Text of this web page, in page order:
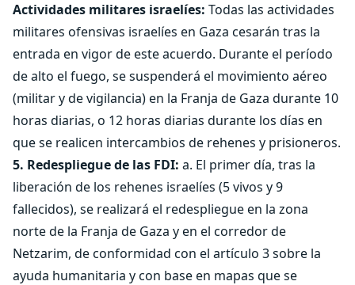
Actividades militares israelíes: Todas las actividades
militares ofensivas israelíes en Gaza cesarán tras la
entrada en vigor de este acuerdo. Durante el período
de alto el fuego, se suspenderá el movimiento aéreo
(militar y de vigilancia) en la Franja de Gaza durante 10
horas diarias, o 12 horas diarias durante los días en
que se realicen intercambios de rehenes y prisioneros.
5. Redespliegue de las FDI: a. El primer día, tras la
liberación de los rehenes israelíes (5 vivos y 9
fallecidos), se realizará el redespliegue en la zona
norte de la Franja de Gaza y en el corredor de
Netzarim, de conformidad con el artículo 3 sobre la
ayuda humanitaria y con base en mapas que se